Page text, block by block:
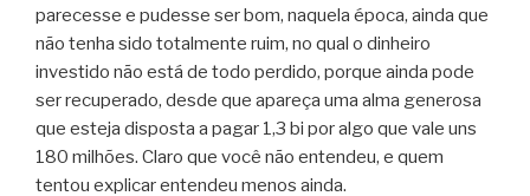
parecesse e pudesse ser bom, naquela época, ainda que
não tenha sido totalmente ruim, no qual o dinheiro
investido não está de todo perdido, porque ainda pode
ser recuperado, desde que apareça uma alma generosa
que esteja disposta a pagar 1,3 bi por algo que vale uns
180 milhões. Claro que você não entendeu, e quem
tentou explicar entendeu menos ainda.